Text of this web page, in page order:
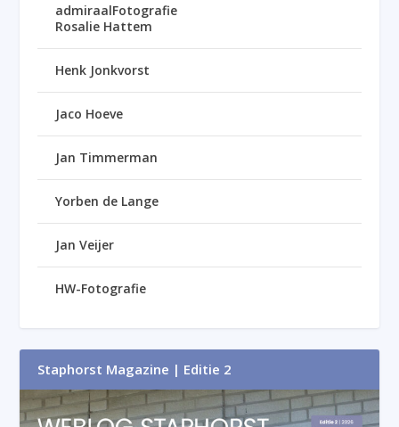
admiraalFotografie
Rosalie Hattem
Henk Jonkvorst
Jaco Hoeve
Jan Timmerman
Yorben de Lange
Jan Veijer
HW-Fotografie
Staphorst Magazine | Editie 2